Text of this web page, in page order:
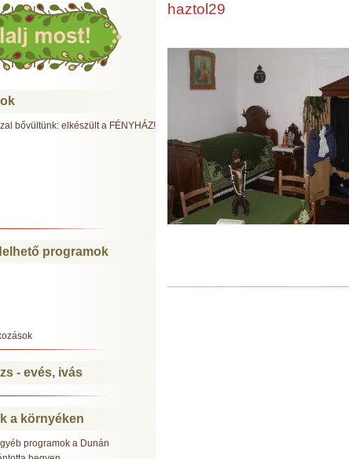
bővültünk: elkészült a FÉNYHÁZ!
programok
- evés, ivás
a környéken
programok a Dunán
haztol29